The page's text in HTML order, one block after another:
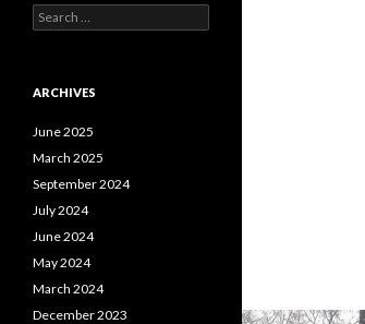
e
c
f
o
:
ARCHIVES
June 2025
March 2025
September 2024
July 2024
June 2024
May 2024
March 2024
December 2023